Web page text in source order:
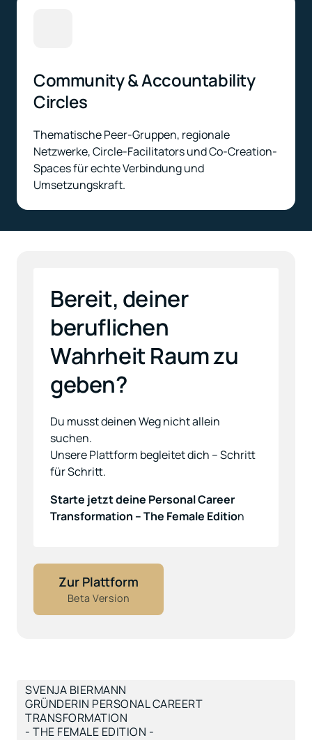
Community & Accountability
Circles
Thematische Peer-Gruppen, regionale
Netzwerke, Circle-Facilitators und Co-Creation-
Spaces für echte Verbindung und
Umsetzungskraft.
Bereit, deiner
beruflichen
Wahrheit Raum zu
geben?
Du musst deinen Weg nicht allein
suchen.
Unsere Plattform begleitet dich – Schritt
für Schritt.
Starte jetzt deine Personal Career
Transformation – The Female Edition
Zur Plattform
Beta Version
SVENJA BIERMANN
GRÜNDERIN PERSONAL CAREERT
TRANSFORMATION
- THE FEMALE EDITION -